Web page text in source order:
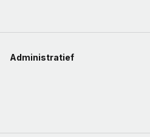
Administratief